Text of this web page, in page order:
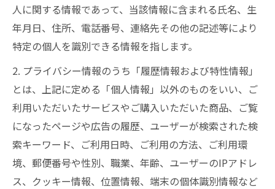
人に関する情報であって、当該情報に含まれる氏名、生
年月日、住所、電話番号、連絡先その他の記述等により
特定の個人を識別できる情報を指します。
2. プライバシー情報のうち「履歴情報および特性情報」
とは、上記に定める「個人情報」以外のものをいい、ご
利用いただいたサービスやご購入いただいた商品、ご覧
になったページや広告の履歴、ユーザーが検索された検
索キーワード、ご利用日時、ご利用の方法、ご利用環
境、郵便番号や性別、職業、年齢、ユーザーのIPアドレ
ス、クッキー情報、位置情報、端末の個体識別情報など